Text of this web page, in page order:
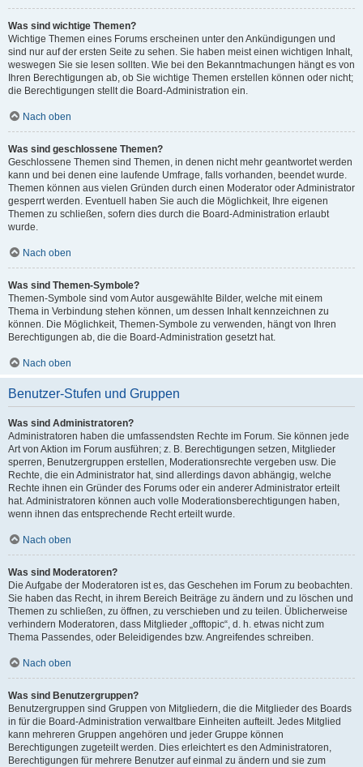
Was sind wichtige Themen?
Wichtige Themen eines Forums erscheinen unter den Ankündigungen und
sind nur auf der ersten Seite zu sehen. Sie haben meist einen wichtigen Inhalt,
weswegen Sie sie lesen sollten. Wie bei den Bekanntmachungen hängt es von
Ihren Berechtigungen ab, ob Sie wichtige Themen erstellen können oder nicht;
die Berechtigungen stellt die Board-Administration ein.
Nach oben
Was sind geschlossene Themen?
Geschlossene Themen sind Themen, in denen nicht mehr geantwortet werden
kann und bei denen eine laufende Umfrage, falls vorhanden, beendet wurde.
Themen können aus vielen Gründen durch einen Moderator oder Administrator
gesperrt werden. Eventuell haben Sie auch die Möglichkeit, Ihre eigenen
Themen zu schließen, sofern dies durch die Board-Administration erlaubt
wurde.
Nach oben
Was sind Themen-Symbole?
Themen-Symbole sind vom Autor ausgewählte Bilder, welche mit einem
Thema in Verbindung stehen können, um dessen Inhalt kennzeichnen zu
können. Die Möglichkeit, Themen-Symbole zu verwenden, hängt von Ihren
Berechtigungen ab, die die Board-Administration gesetzt hat.
Nach oben
Benutzer-Stufen und Gruppen
Was sind Administratoren?
Administratoren haben die umfassendsten Rechte im Forum. Sie können jede
Art von Aktion im Forum ausführen; z. B. Berechtigungen setzen, Mitglieder
sperren, Benutzergruppen erstellen, Moderationsrechte vergeben usw. Die
Rechte, die ein Administrator hat, sind allerdings davon abhängig, welche
Rechte ihnen ein Gründer des Forums oder ein anderer Administrator erteilt
hat. Administratoren können auch volle Moderationsberechtigungen haben,
wenn ihnen das entsprechende Recht erteilt wurde.
Nach oben
Was sind Moderatoren?
Die Aufgabe der Moderatoren ist es, das Geschehen im Forum zu beobachten.
Sie haben das Recht, in ihrem Bereich Beiträge zu ändern und zu löschen und
Themen zu schließen, zu öffnen, zu verschieben und zu teilen. Üblicherweise
verhindern Moderatoren, dass Mitglieder „offtopic“, d. h. etwas nicht zum
Thema Passendes, oder Beleidigendes bzw. Angreifendes schreiben.
Nach oben
Was sind Benutzergruppen?
Benutzergruppen sind Gruppen von Mitgliedern, die die Mitglieder des Boards
in für die Board-Administration verwaltbare Einheiten aufteilt. Jedes Mitglied
kann mehreren Gruppen angehören und jeder Gruppe können
Berechtigungen zugeteilt werden. Dies erleichtert es den Administratoren,
Berechtigungen für mehrere Benutzer auf einmal zu ändern und sie zum